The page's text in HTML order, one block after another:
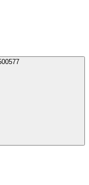
+7 (8442) 500577